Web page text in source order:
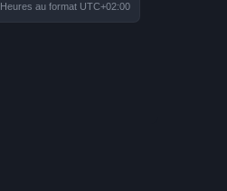
Heures au format UTC+02:00